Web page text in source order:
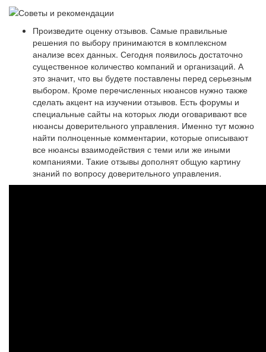
Произведите оценку отзывов. Самые правильные
решения по выбору принимаются в комплексном
анализе всех данных. Сегодня появилось достаточно
существенное количество компаний и организаций. А
это значит, что вы будете поставлены перед серьезным
выбором. Кроме перечисленных нюансов нужно также
сделать акцент на изучении отзывов. Есть форумы и
специальные сайты на которых люди оговаривают все
нюансы доверительного управления. Именно тут можно
найти полноценные комментарии, которые описывают
все нюансы взаимодействия с теми или же иными
компаниями. Такие отзывы дополнят общую картину
знаний по вопросу доверительного управления.